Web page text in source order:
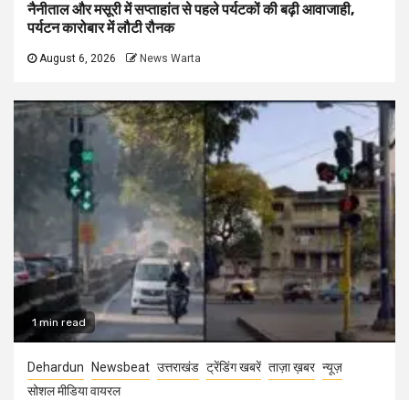
नैनीताल और मसूरी में सप्ताहांत से पहले पर्यटकों की बढ़ी आवाजाही,
पर्यटन कारोबार में लौटी रौनक
August 6, 2026 News Warta
1 min read
Dehardun Newsbeat उत्तराखंड ट्रेंडिंग खबरें ताज़ा ख़बर न्यूज़
सोशल मीडिया वायरल